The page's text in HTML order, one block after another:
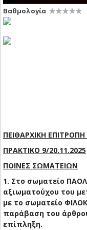
Βαθμολογία
ΠΕΙΘΑΡΧΙΚΗ
ΠΡΑΚΤΙΚΟ 9/20.11.2025
ΠΟΙΝΕΣ ΣΩΜΑΤΕΙΩΝ
1. Στο σωματείο
αξιωματούχου του
με το σωματείο
παράβαση του
επίπληξη.